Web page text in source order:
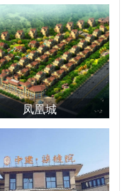
凤凰城